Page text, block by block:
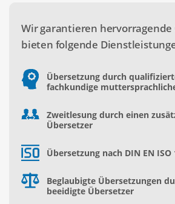
Wir garantieren
bieten folgende
Übersetzung durch
fachkundige
Zweitlesung durch einen
Übersetzer
Übersetzung nach DIN EN ISO
Beglaubigte Übersetzungen
beeidigte Übersetzer